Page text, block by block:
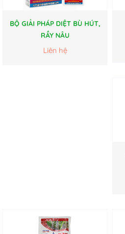
BỘ GIẢI PHÁP DIỆT BÙ HÚT,
RẦY NÂU
Liên hệ